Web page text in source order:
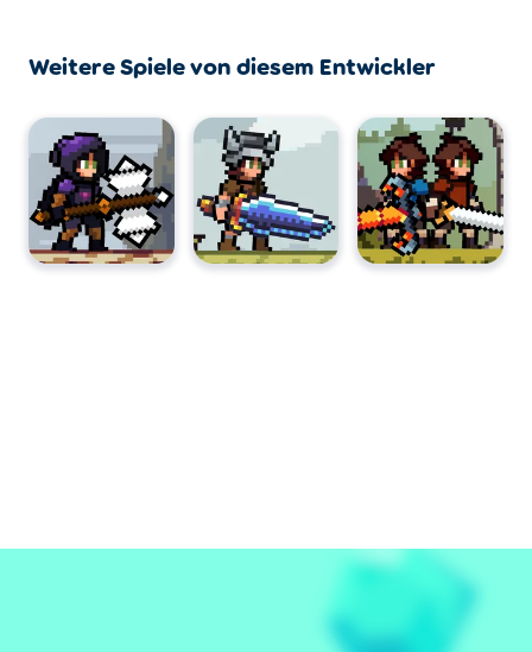
Weitere Spiele von diesem Entwickler